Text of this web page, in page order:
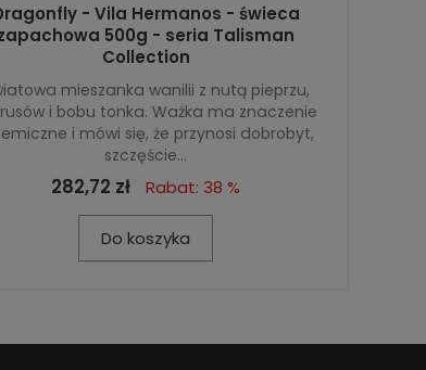
- Vila Hermanos - świeca
500g - seria Talisman
Collection
mieszanka wanilii z nutą pieprzu,
i bobu tonka. Ważka ma znaczenie
i mówi się, że przynosi dobrobyt,
szczęście...
282,72 zł Rabat: 38 %
Do koszyka